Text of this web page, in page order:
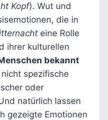
Kopf). Wut und
die in
eine Rolle
ihrer kulturellen
bekannt
spezifische
oder
natürlich lassen
gezeigte Emotionen